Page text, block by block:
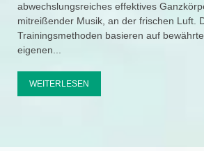
abwechslungsreiches effektives
mitreißender Musik, an der frischen Luft.
Trainingsmethoden basieren auf
eigenen...
WEITERLESEN